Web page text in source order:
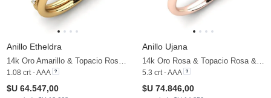
Anillo Etheldra
1.08 crt - AAA
$U 64.547,00
Anillo Ujana
5.3 crt - AAA
$U 74.846,00